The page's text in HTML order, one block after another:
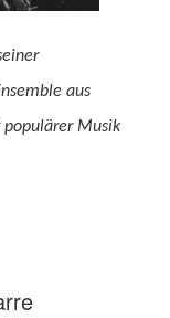
aus
populärer Musik